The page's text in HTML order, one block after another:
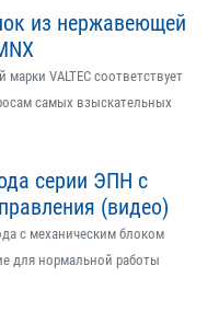
из нержавеющей
VALTEC соответствует
самых взыскательных
серии ЭПН с
(видео)
с механическим блоком
для нормальной работы